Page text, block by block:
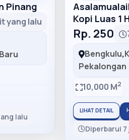
Pinang
yang lalu
lalu
Kopi Luas 1
Rp. 250
Bengkulu,
Pekalongan
10,000 M2
LIHAT DETAIL
Diperbarui